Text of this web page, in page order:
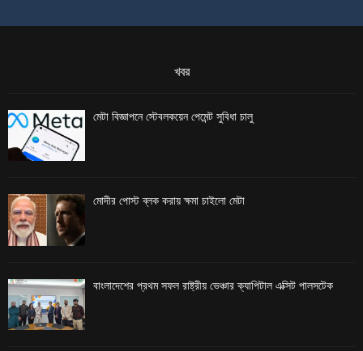
খবর
মেটা বিজ্ঞাপনে স্টেবলকয়েন পেমেন্ট সুবিধা চালু
মোদীর পোস্ট ব্লক করায় ক্ষমা চাইলো মেটা
বাংলাদেশের প্রথম সফল রাষ্ট্রীয় ভেঞ্চার ক্যাপিটাল এক্সিট পালসটেক